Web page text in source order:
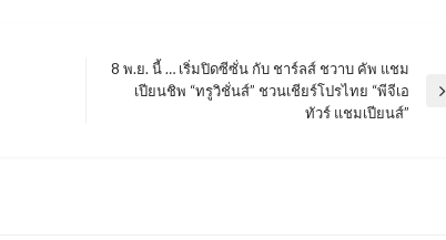
Next
8 พ.ย. นี้ … เริ่มปิดซีซั่น กับ ชาร์ลส์ ชวาบ คัพ แชม
เปียนชิพ “ทรูวิชั่นส์” ชวนเชียร์โปรไทย “พีจีเอ
ทัวร์ แชมเปียนส์”